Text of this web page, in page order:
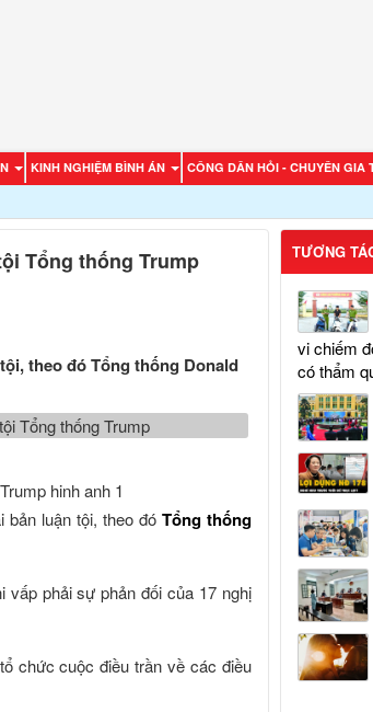
KINH NGHIỆM BÌNH ÁN CÔNG DÂN HỎI - CHUYÊN GIA
Tổng thống Trump
theo đó Tổng thống Donald
bản luận tội, theo đó Tổng thống
vấp phải sự phản đối của 17 nghị
chức cuộc điều trần về các điều
TƯƠNG
vi chiếm
có thẩm